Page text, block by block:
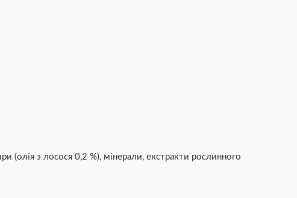
(олія з лосося 0,2 %), мінерали, екстракти рослинного